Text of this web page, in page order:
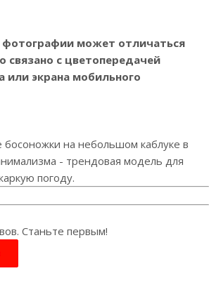
фотографии может отличаться
связано с цветопередачей
или экрана мобильного
на небольшом каблуке в
- трендовая модель для
погоду.
Станьте первым!